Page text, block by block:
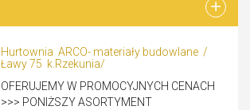
Hurtownia ARCO- materiały budowlane /
Ławy 75 k.Rzekunia/
OFERUJEMY W PROMOCYJNYCH CENACH
>>> PONIŻSZY ASORTYMENT